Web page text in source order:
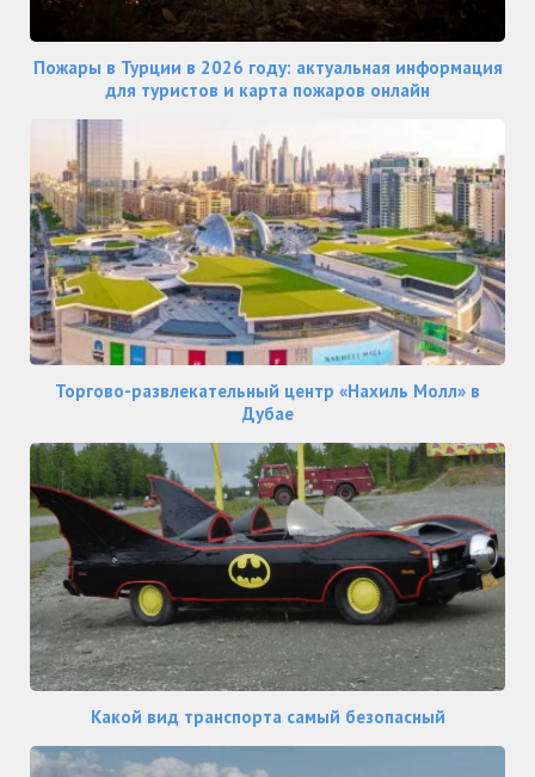
Пожары в Турции в 2026 году: актуальная информация
для туристов и карта пожаров онлайн
Торгово-развлекательный центр «Нахиль Молл» в
Дубае
Какой вид транспорта самый безопасный